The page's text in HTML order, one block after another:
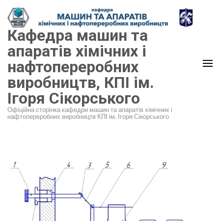
Перейти
до
вмісту
(натисніть
Enter)
Кафедра машин та
апаратів хімічних і
нафтопереробних
виробництв, КПІ ім.
Ігоря Сікорського
Офіційна сторінка кафедри машин та апаратів хімічних і
нафтопереробних виробництв КПІ ім. Ігоря Сікорського